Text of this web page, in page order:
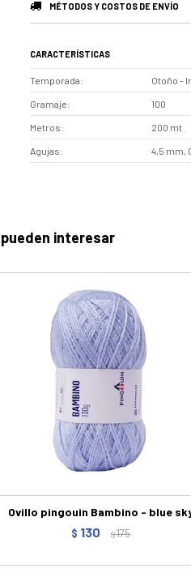
MÉTODOS Y COSTOS DE ENVÍO
CARACTERÍSTICAS
Temporada Otoño -
Gramaje 100
Metros 200 mt
Agujas 4,5 mm,
interesar
Ovillo pingouin Bambino - blue
$ 130 $175